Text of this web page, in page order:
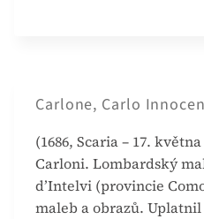
Carlone, Carlo
(1686, Scaria – 17.
Carloni. Lombardský
d’Intelvi (provincie
maleb a obrazů. Uplatnil